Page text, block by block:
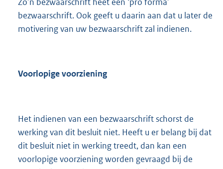
bezwaarschrift. Ook geeft u daarin aan dat u later de
motivering van uw bezwaarschrift zal indienen.
Voorlopige voorziening
Het indienen van een bezwaarschrift schorst de
werking van dit besluit niet. Heeft u er belang bij dat
dit besluit niet in werking treedt, dan kan een
voorlopige voorziening worden gevraagd bij de